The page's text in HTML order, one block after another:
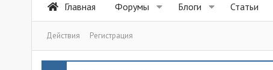
Главная Форумы Блоги Статьи
Действия Регистрация